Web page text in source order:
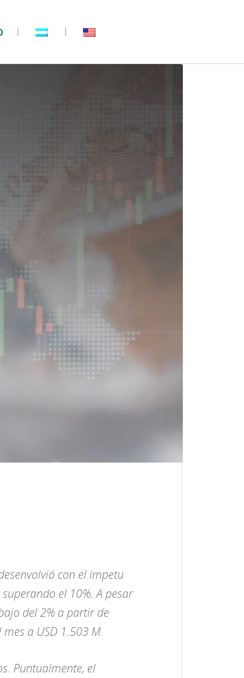
con el ímpetu
el 10%. A pesar
del 2% a partir de
a USD 1.503 M.
Puntualmente, el